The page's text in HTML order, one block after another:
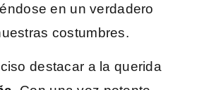
en un verdadero
costumbres.
destacar a la querida